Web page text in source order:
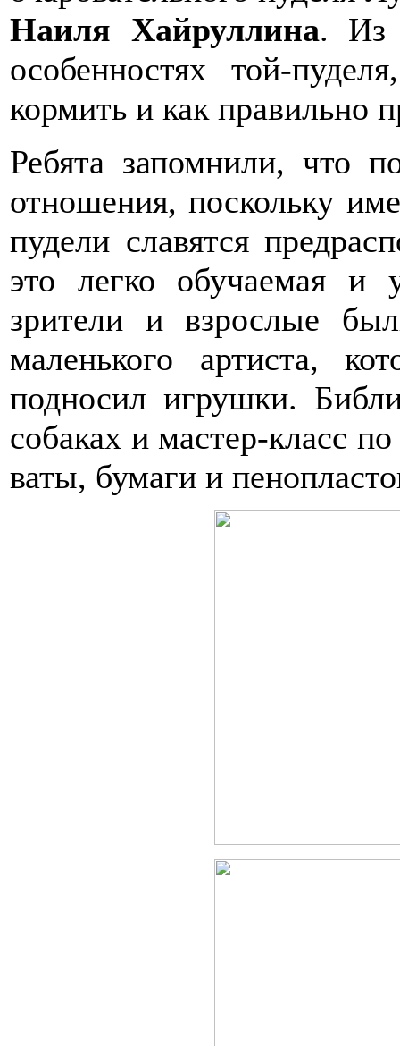
Наиля Хайруллина. Из
особенностях той-
кормить и как правильно
Ребята запомнили, что
отношения, поскольку
пудели славятся
это легко обучаемая и
зрители и взрослые
маленького артиста,
подносил игрушки.
собаках и мастер-класс
ваты, бумаги и